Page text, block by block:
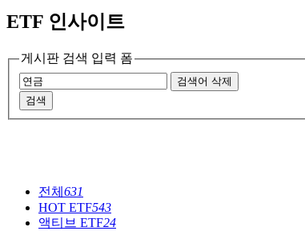
ETF 인사이트
게시판 검색 입력 폼
검색어 삭제
검색
전체 631
HOT ETF543
액티브 ETF24